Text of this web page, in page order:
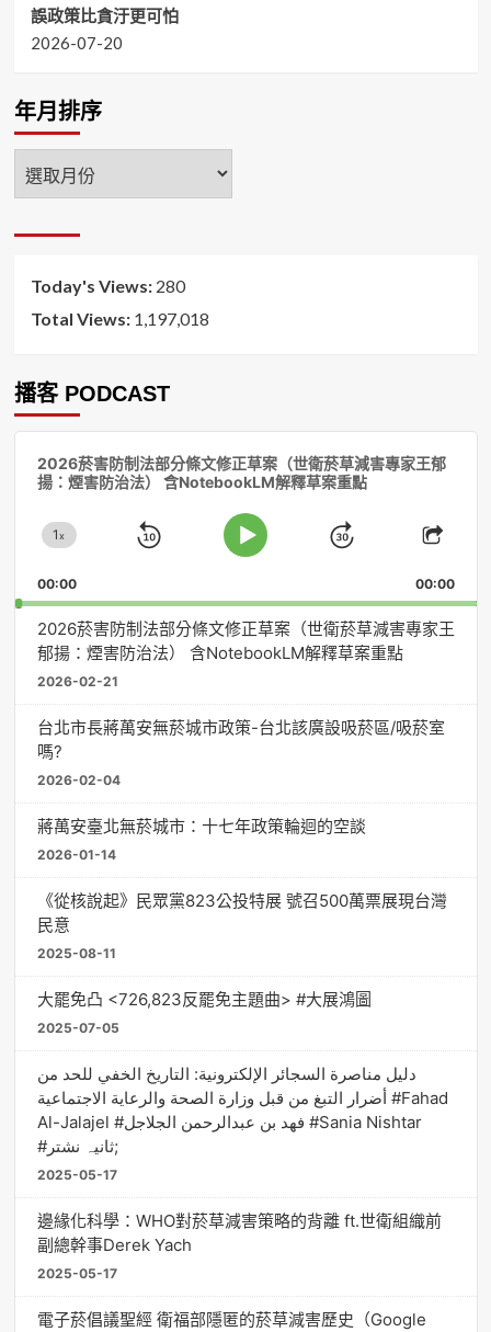
誤政策比貪汙更可怕
2026-07-20
年月排序
年
月
Today's Views: 280
Total Views: 1,197,018
播客 PODCAST
2026菸害防制法部分條文修正草案（世衛菸草減害專家王郁
揚：煙害防治法） 含NotebookLM解釋草案重點
Change
Rate
1x
Skip
Play
Jump
Forward
Share
00:00 00:00
2026菸害防制法部分條文修正草案（世衛菸草減害專家王
郁揚：煙害防治法） 含NotebookLM解釋草案重點
2026-02-21
台北市長蔣萬安無菸城市政策-台北該廣設吸菸區/吸菸室
嗎?
2026-02-04
蔣萬安臺北無菸城市：十七年政策輪迴的空談
2026-01-14
《從核說起》民眾黨823公投特展 號召500萬票展現台灣
民意
2025-08-11
大罷免凸 <726,823反罷免主題曲> #大展鴻圖
2025-07-05
دليل مناصرة السجائر الإلكترونية: التاريخ الخفي للحد من
أضرار التبغ من قبل وزارة الصحة والرعاية الاجتماعية #Fahad
Al-Jalajel #فهد بن عبدالرحمن الجلاجل #Sania Nishtar
#ثانیہ نشتر;
2025-05-17
邊緣化科學：WHO對菸草減害策略的背離 ft.世衛組織前
副總幹事Derek Yach
2025-05-17
電子菸倡議聖經 衛福部隱匿的菸草減害歷史（Google